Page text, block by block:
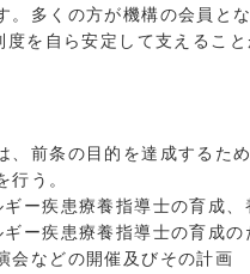
。多くの方が機構の会員と
度を自ら安定して支えること
、前条の目的を達成するた
行う。
ー疾患療養指導士の育成、
ー疾患療養指導士の育成の
会などの開催及びその計画